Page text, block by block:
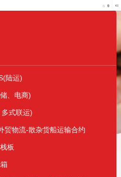
陆运)
、电商)
式联运)
贸物流-散杂货船运输合约
板